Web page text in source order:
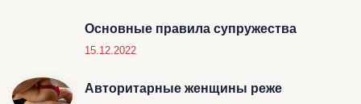
Основные правила супружества
15.12.2022
Авторитарные женщины реже